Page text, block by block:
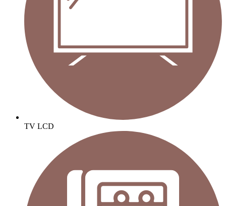
TV LCD